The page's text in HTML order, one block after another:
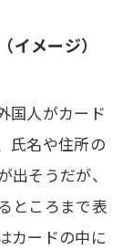
イメージ）
国人がカード
氏名や住所の
そうだが、
ところまで表
カードの中に